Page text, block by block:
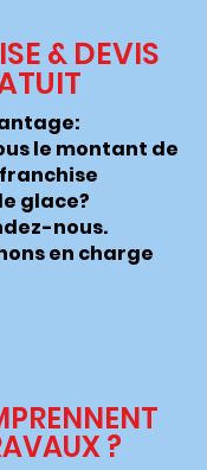
& DEVIS
le montant de
glace?
nous.
en charge
?